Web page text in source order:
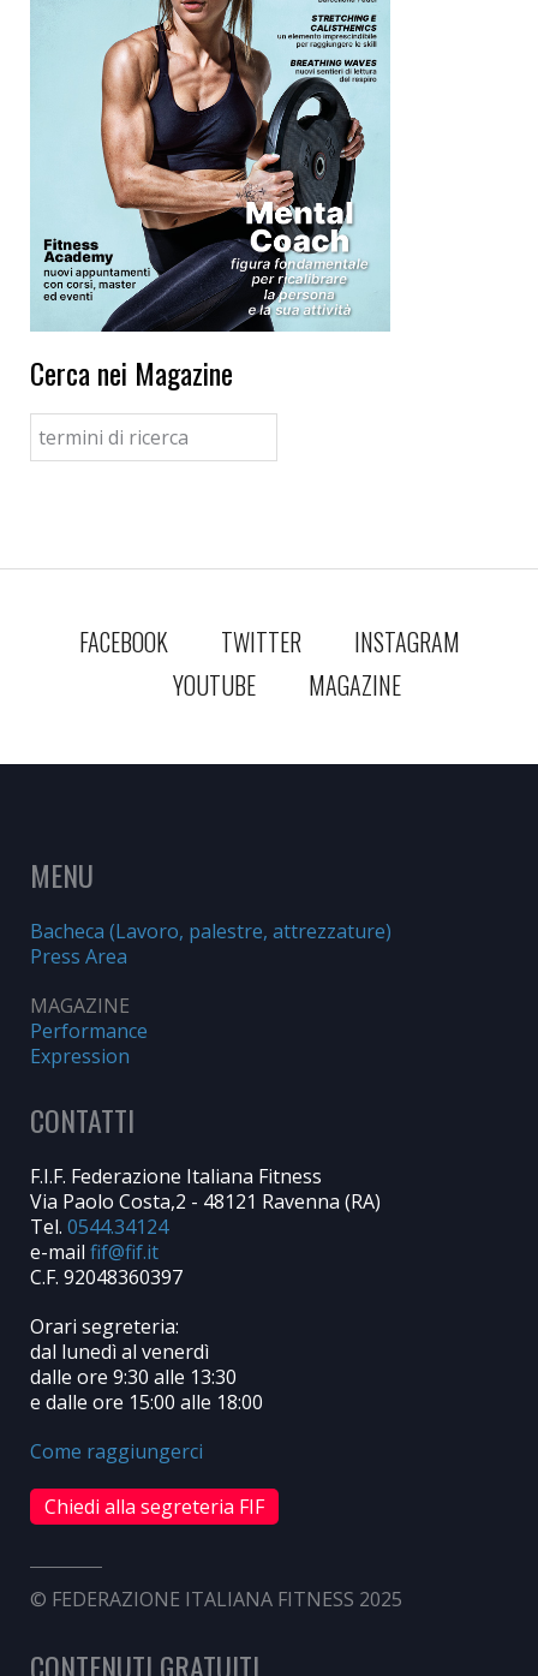
Cerca nei Magazine
FACEBOOK TWITTER
INSTAGRAM
YOUTUBE
MAGAZINE
MENU
Bacheca (Lavoro, palestre, attrezzature)
Press Area
MAGAZINE
Performance
Expression
CONTATTI
F.I.F. Federazione Italiana Fitness
Via Paolo Costa,2 - 48121 Ravenna (RA)
Tel. 0544.34124
e-mail
C.F. 92048360397
Orari segreteria:
dal lunedì al venerdì
dalle ore 9:30 alle 13:30
e dalle ore 15:00 alle 18:00
Come raggiungerci
Chiedi alla segreteria FIF
© FEDERAZIONE ITALIANA FITNESS 2025
CONTENUTI GRATUITI